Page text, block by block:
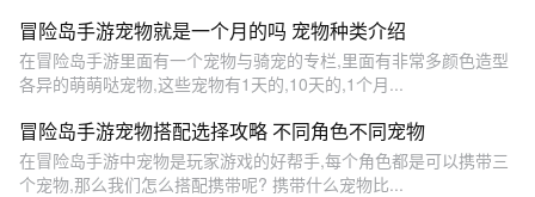
冒险岛手游宠物就是一个月的吗 宠物种类介绍
在冒险岛手游里面有一个宠物与骑宠的专栏,里面有非常多颜色造型
各异的萌萌哒宠物,这些宠物有1天的,10天的,1个月...
冒险岛手游宠物搭配选择攻略 不同角色不同宠物
在冒险岛手游中宠物是玩家游戏的好帮手,每个角色都是可以携带三
个宠物,那么我们怎么搭配携带呢? 携带什么宠物比...